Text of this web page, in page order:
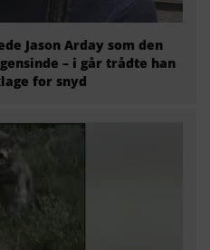
Jason Arday som den
– i går trådte han
for snyd